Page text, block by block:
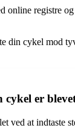
online registre
din cykel mod
er
ved at indtaste